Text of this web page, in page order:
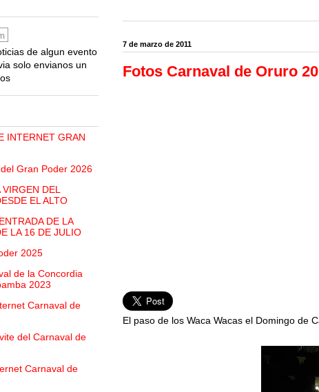
7 de marzo de 2011
Fotos Carnaval de Oruro
El paso de los Waca Wacas el Domingo de
de algun evento
solo envianos un
INTERNET GRAN
Gran Poder 2026
VIRGEN DEL
EL ALTO
DE LA
LA 16 DE JULIO
2025
de la Concordia
2023
Carnaval de
del Carnaval de
Carnaval de